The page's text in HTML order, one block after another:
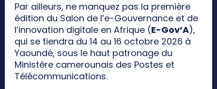
Par ailleurs, ne manquez pas la première
édition du Salon de l’e-Gouvernance et de
l’innovation digitale en Afrique (E-Gov’A),
qui se tiendra du 14 au 16 octobre 2026 à
Yaoundé, sous le haut patronage du
Ministère camerounais des Postes et
Télécommunications.